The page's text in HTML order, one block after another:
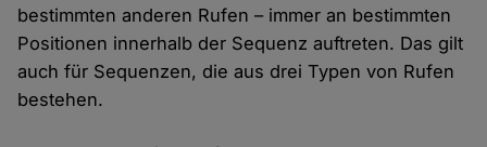
bestimmten anderen Rufen – immer an bestimmten
Positionen innerhalb der Sequenz auftreten. Das gilt
auch für Sequenzen, die aus drei Typen von Rufen
bestehen.